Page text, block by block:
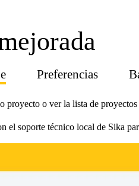
Preferencias
o ver la lista de
el soporte técnico local de Sika